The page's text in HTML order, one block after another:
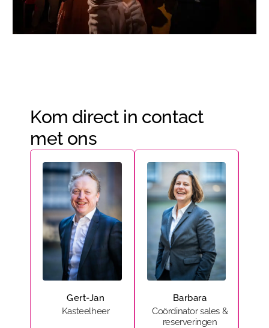
Kom direct in contact
met ons
Kasteelheer
Gert-Jan
Coördinator sales &
reserveringen
Barbara